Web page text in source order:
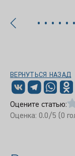
ВЕРНУТЬСЯ НАЗАД
Оцените статью:
Оценка: 0.0/5 (0